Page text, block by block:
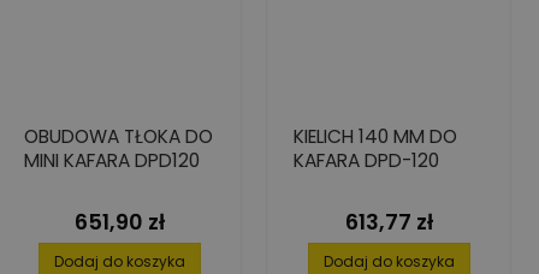
OBUDOWA TŁOKA DO
MINI KAFARA DPD120
Cena
651,90 zł
Dodaj do koszyka
KIELICH 140 MM DO
KAFARA DPD-120
Cena
613,77 zł
Dodaj do koszyka